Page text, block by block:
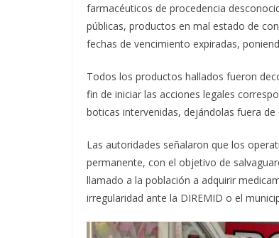
farmacéuticos de procedencia
públicas, productos en mal estado de
fechas de vencimiento expiradas,
Todos los productos hallados fueron
fin de iniciar las acciones legales
boticas intervenidas, dejándolas fuera
Las autoridades señalaron que los
permanente, con el objetivo de
llamado a la población a adquirir
irregularidad ante la DIREMID o el